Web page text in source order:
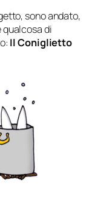
sono andato,
di
Il Coniglietto